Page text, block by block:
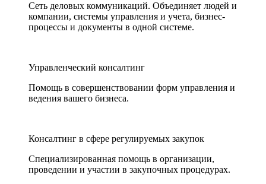
Сеть деловых коммуникаций. Объединяет людей и
компании, системы управления и учета, бизнес-
процессы и документы в одной системе.
Управленческий консалтинг
Помощь в совершенствовании форм управления и
ведения вашего бизнеса.
Консалтинг в сфере регулируемых закупок
Специализированная помощь в организации,
проведении и участии в закупочных процедурах.